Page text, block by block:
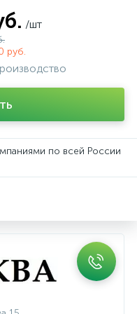
/шт
руб.
по всей России